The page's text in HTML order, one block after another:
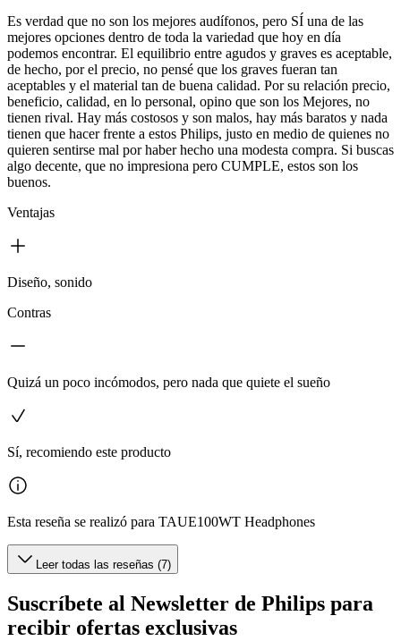
Es verdad que no son los mejores audífonos, pero SÍ una de las
mejores opciones dentro de toda la variedad que hoy en día
podemos encontrar. El equilibrio entre agudos y graves es aceptable,
de hecho, por el precio, no pensé que los graves fueran tan
aceptables y el material tan de buena calidad. Por su relación precio,
beneficio, calidad, en lo personal, opino que son los Mejores, no
tienen rival. Hay más costosos y son malos, hay más baratos y nada
tienen que hacer frente a estos Philips, justo en medio de quienes no
quieren sentirse mal por haber hecho una modesta compra. Si buscas
algo decente, que no impresiona pero CUMPLE, estos son los
buenos.
Ventajas
Diseño, sonido
Contras
Quizá un poco incómodos, pero nada que quiete el sueño
Sí, recomiendo este producto
Esta reseña se realizó para TAUE100WT Headphones
Leer todas las reseñas (7)
Suscríbete al Newsletter de Philips para
recibir ofertas exclusivas